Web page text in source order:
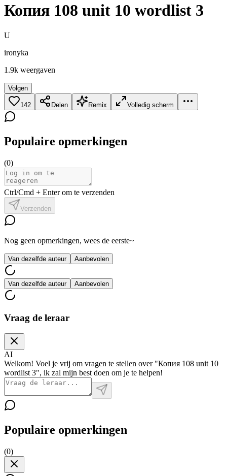
Копия 108 unit 10 wordlist 3
U
ironyka
1.9k weergaven
Volgen
142 Delen Remix Volledig scherm
Populaire opmerkingen
(0)
Ctrl/Cmd + Enter om te verzenden
Verzenden
Nog geen opmerkingen, wees de eerste~
Van dezelfde auteur Aanbevolen
Van dezelfde auteur Aanbevolen
Vraag de leraar
AI
Welkom! Voel je vrij om vragen te stellen over "Копия 108 unit 10
wordlist 3", ik zal mijn best doen om je te helpen!
Populaire opmerkingen
(0)